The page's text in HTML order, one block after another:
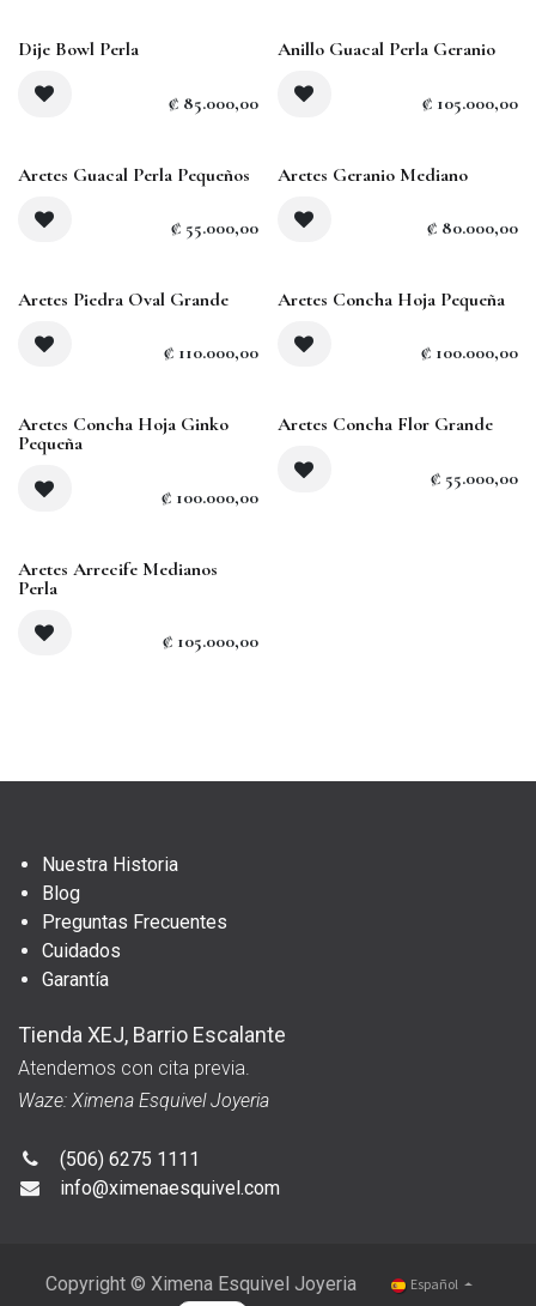
Dije Bowl Perla
₡ 85.000,00
Anillo Guacal Perla Geranio
₡ 105.000,00
Aretes Guacal Perla Pequeños
₡ 55.000,00
Aretes Geranio Mediano
₡ 80.000,00
Aretes Piedra Oval Grande
₡ 110.000,00
Aretes Concha Hoja Pequeña
₡ 100.000,00
Aretes Concha Hoja Ginko
Pequeña
₡ 100.000,00
Aretes Concha Flor Grande
₡ 55.000,00
Aretes Arrecife Medianos
Perla
₡ 105.000,00
Nuestra Historia
Blog
Preguntas Frecuentes
Cuidados
Garantía
Tienda XEJ, Barrio Escalante
Atendemos con cita previa.
Waze: Ximena Esquivel Joyeria
(506) 6275 1111
info@ximenaesquivel.com
Copyright © Ximena Esquivel Joyeria Español